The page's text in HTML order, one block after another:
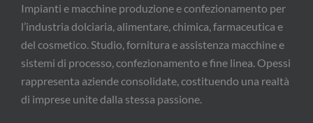
Impianti e macchine produzione e confezionamento per
l’industria dolciaria, alimentare, chimica, farmaceutica e
del cosmetico. Studio, fornitura e assistenza macchine e
sistemi di processo, confezionamento e fine linea. Opessi
rappresenta aziende consolidate, costituendo una realtà
di imprese unite dalla stessa passione.